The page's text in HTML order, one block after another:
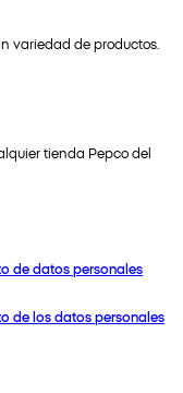
variedad de productos.
tienda Pepco del
de datos personales
de los datos personales